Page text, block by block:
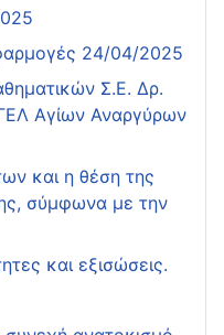
24/04/2025
Σ.Ε. Δρ.
Αγίων Αναργύρων
και η θέση της
σύμφωνα με την
και εξισώσεις.